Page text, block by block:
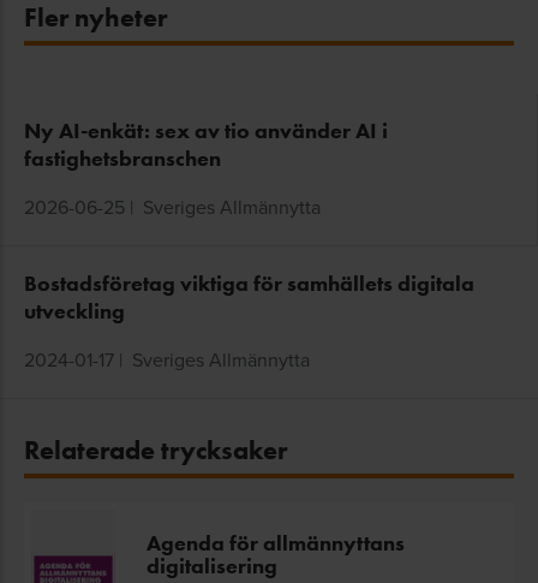
Fler nyheter
Ny AI-enkät: sex av tio använder AI i
fastighetsbranschen
2026-06-25 | Sveriges Allmännytta
Bostadsföretag viktiga för samhällets digitala
utveckling
2024-01-17 | Sveriges Allmännytta
Relaterade trycksaker
Agenda för allmännyttans
digitalisering